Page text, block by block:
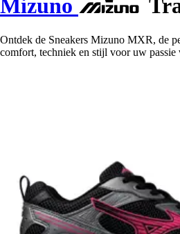
Mizuno
Ontdek de Sneakers Mizuno MXR, de
comfort, techniek en stijl voor uw passie